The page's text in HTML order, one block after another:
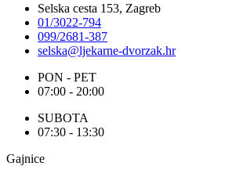
Selska cesta 153, Zagreb
01/3022-794
099/2681-387
selska@ljekarne-dvorzak.hr
PON - PET
07:00 - 20:00
SUBOTA
07:30 - 13:30
Gajnice